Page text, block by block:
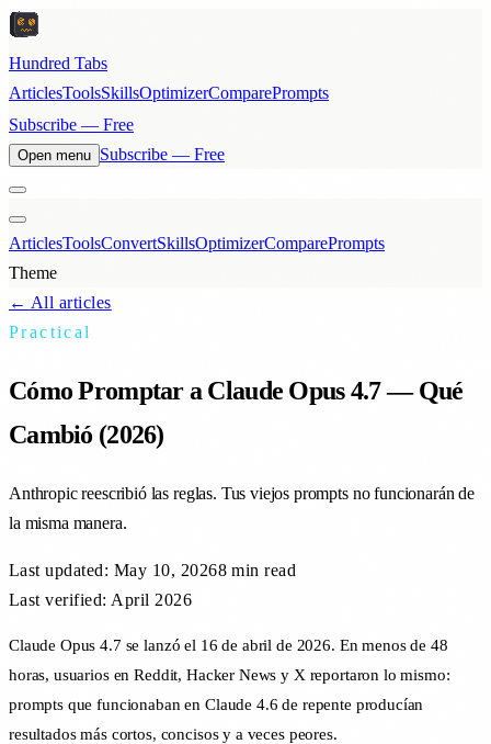
Hundred Tabs
ArticlesToolsSkillsOptimizerComparePrompts
Subscribe — Free
Open menu Subscribe — Free
ArticlesToolsConvertSkillsOptimizerComparePrompts
Theme
← All articles
Practical
Cómo Promptar a Claude Opus 4.7 — Qué
Cambió (2026)
Anthropic reescribió las reglas. Tus viejos prompts no funcionarán de
la misma manera.
Last updated: May 10, 20268 min read
Last verified: April 2026
Claude Opus 4.7 se lanzó el 16 de abril de 2026. En menos de 48
horas, usuarios en Reddit, Hacker News y X reportaron lo mismo:
prompts que funcionaban en Claude 4.6 de repente producían
resultados más cortos, concisos y a veces peores.